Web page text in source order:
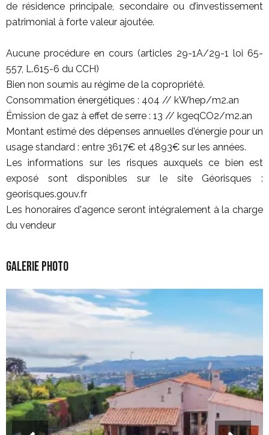
de résidence principale, secondaire ou d’investissement
patrimonial à forte valeur ajoutée.
Aucune procédure en cours (articles 29-1A/29-1 loi 65-
557, L.615-6 du CCH)
Bien non soumis au régime de la copropriété.
Consommation énergétiques : 404 // kWhep/m2.an
Émission de gaz à effet de serre : 13 // kgeqCO2/m2.an
Montant estimé des dépenses annuelles d'énergie pour un
usage standard : entre 3617€ et 4893€ sur les années.
Les informations sur les risques auxquels ce bien est
exposé sont disponibles sur le site Géorisques :
georisques.gouv.fr
Les honoraires d'agence seront intégralement à la charge
du vendeur
Galerie photo